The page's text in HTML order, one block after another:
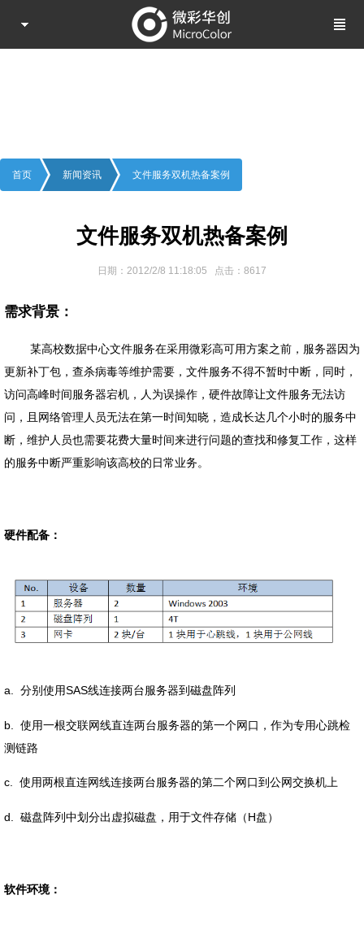
首页 新闻资讯 文件服务双机热备案例
文件服务双机热备案例
日期：2012/2/8 11:18:05 点击：8617
需求背景：
某高校数据中心文件服务在采用微彩高可用方案之前，服务器因为
更新补丁包，查杀病毒等维护需要，文件服务不得不暂时中断，同时，
访问高峰时间服务器宕机，人为误操作，硬件故障让文件服务无法访
问，且网络管理人员无法在第一时间知晓，造成长达几个小时的服务中
断，维护人员也需要花费大量时间来进行问题的查找和修复工作，这样
的服务中断严重影响该高校的日常业务。
硬件配备：
a. 分别使用SAS线连接两台服务器到磁盘阵列
b. 使用一根交联网线直连两台服务器的第一个网口，作为专用心跳检
测链路
c. 使用两根直连网线连接两台服务器的第二个网口到公网交换机上
d. 磁盘阵列中划分出虚拟磁盘，用于文件存储（H盘）
软件环境：